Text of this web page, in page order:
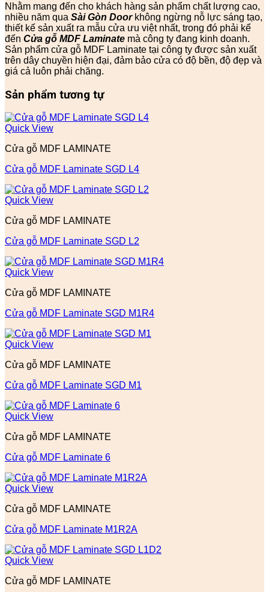
Nhằm mang đến cho khách hàng sản phẩm chất lượng cao,
nhiều năm qua Sài Gòn Doorkhông ngừng nỗ lực sáng tạo,
thiết kế sản xuất ra mẫu cửa ưu việt nhất, trong đó phải kể
đến Cửa gỗ MDF Laminate mà công ty đang kinh doanh.
Sản phẩm cửa gỗ MDF Laminate tại công ty được sản xuất
trên dây chuyền hiện đại, đảm bảo cửa có độ bền, độ đẹp và
giá cả luôn phải chăng.
Sản phẩm tương tự
Quick View
Cửa gỗ MDF LAMINATE
Cửa gỗ MDF Laminate SGD L4
Quick View
Cửa gỗ MDF LAMINATE
Cửa gỗ MDF Laminate SGD L2
Quick View
Cửa gỗ MDF LAMINATE
Cửa gỗ MDF Laminate SGD M1R4
Quick View
Cửa gỗ MDF LAMINATE
Cửa gỗ MDF Laminate SGD M1
Quick View
Cửa gỗ MDF LAMINATE
Cửa gỗ MDF Laminate 6
Quick View
Cửa gỗ MDF LAMINATE
Cửa gỗ MDF Laminate M1R2A
Quick View
Cửa gỗ MDF LAMINATE